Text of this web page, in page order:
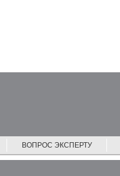
ВОПРОС ЭКСПЕРТУ